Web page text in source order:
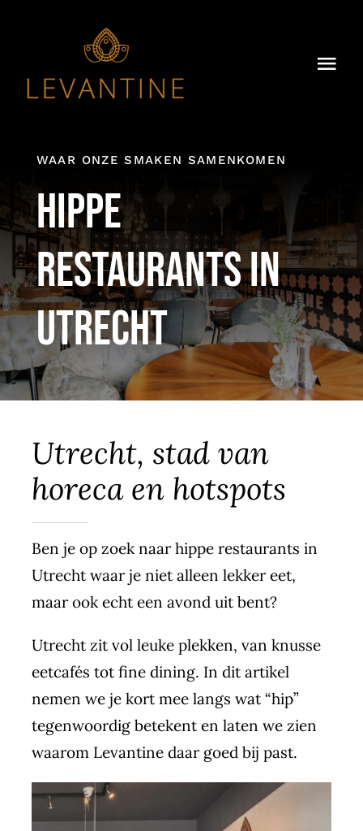
Over Ons
Ons Menu
Dry-Aged
Groepsdiner
Impressie
Blog
Jobs
WAAR ONZE SMAKEN SAMENKOMEN
Hippe
restaurants in
Utrecht
Utrecht, stad van
horeca en hotspots
Ben je op zoek naar hippe restaurants in
Utrecht waar je niet alleen lekker eet,
maar ook echt een avond uit bent?
Utrecht zit vol leuke plekken, van knusse
eetcafés tot fine dining. In dit artikel
nemen we je kort mee langs wat “hip”
tegenwoordig betekent en laten we zien
waarom Levantine daar goed bij past.